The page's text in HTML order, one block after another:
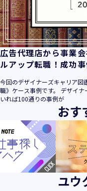
なったサービスの内
用内容及びご利用履
【個人情報の取得・
当社は、以下の方法
ます。
当社サービスにおい
取得・収集させてい
・電子メール、郵便
させていただく方法
当社に対し、電子メ
て、ご提供いただい
いただきます。
・当社等へアクセス
広告代理店から事業
ルアップ転職！成功
今回のデザイナーズキャリア
職》ケース事例です。 デザイ
いれば100通りの事例が
おす
ユウ